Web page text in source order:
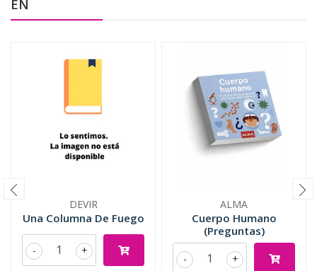
EN
DEVIR
Una Columna De Fuego
+
-
ALMA
Cuerpo Humano
(Preguntas)
+
-